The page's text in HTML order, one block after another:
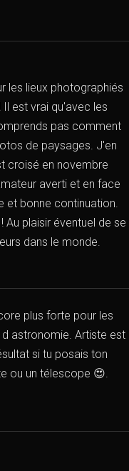
les lieux photographiés
est vrai qu'avec les
pas comment
de paysages. J'en
croisé en novembre
averti et en face
et bonne continuation.
Au plaisir éventuel de se
dans le monde.
plus forte pour les
astronomie. Artiste est
si tu posais ton
ou un télescope 😍.